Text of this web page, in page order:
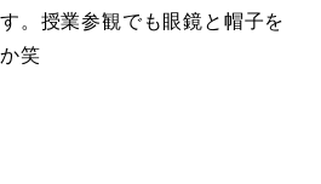
。授業参観でも眼鏡と帽子を
笑